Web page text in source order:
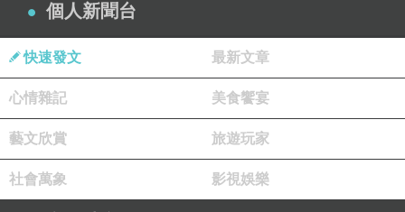
個人新聞台
快速發文 最新文章
心情雜記 美食饗宴
藝文欣賞 旅遊玩家
社會萬象 影視娛樂